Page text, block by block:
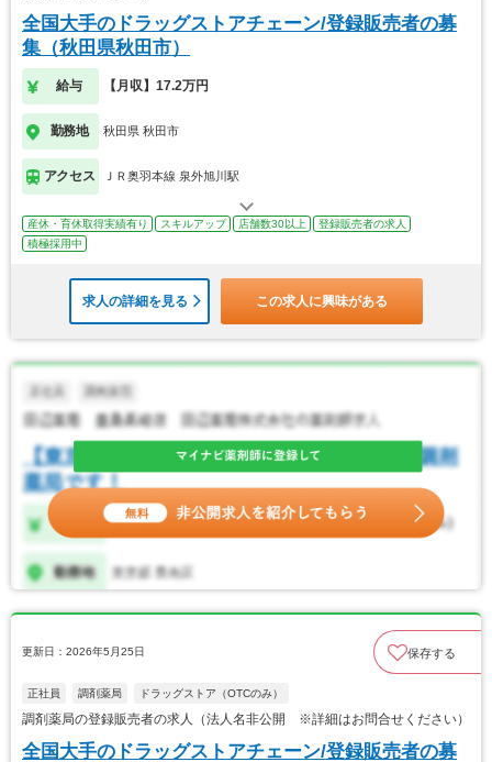
全国大手のドラッグストアチェーン/登録販売者の募
集（秋田県秋田市）
給与 【月収】17.2万円
勤務地 秋田県 秋田市
アクセス ＪＲ奥羽本線 泉外旭川駅
産休・育休取得実績有り スキルアップ 店舗数30以上
登録販売者の求人
積極採用中
求人の詳細を見る この求人に興味がある
更新日：2026年5月25日 保存する
正社員 調剤薬局 ドラッグストア（OTCのみ）
調剤薬局の登録販売者の求人（法人名非公開 ※詳細はお問合せください）
全国大手のドラッグストアチェーン/登録販売者の募